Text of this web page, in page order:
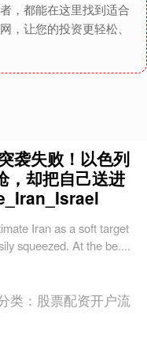
，都能在这里找到适合
，让您的投资更轻松、
袭失败！以色列
，却把自己送进
Iran as a soft target
squeezed. At the be....
类： 股票配资开户流